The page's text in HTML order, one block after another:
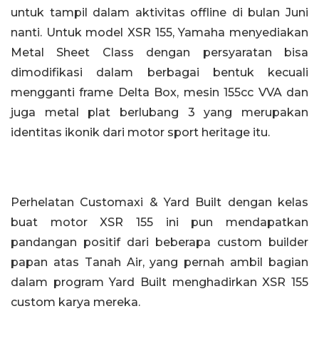
untuk tampil dalam aktivitas offline di bulan Juni
nanti. Untuk model XSR 155, Yamaha menyediakan
Metal Sheet Class dengan persyaratan bisa
dimodifikasi dalam berbagai bentuk kecuali
mengganti frame Delta Box, mesin 155cc VVA dan
juga metal plat berlubang 3 yang merupakan
identitas ikonik dari motor sport heritage itu.
Perhelatan Customaxi & Yard Built dengan kelas
buat motor XSR 155 ini pun mendapatkan
pandangan positif dari beberapa custom builder
papan atas Tanah Air, yang pernah ambil bagian
dalam program Yard Built menghadirkan XSR 155
custom karya mereka.